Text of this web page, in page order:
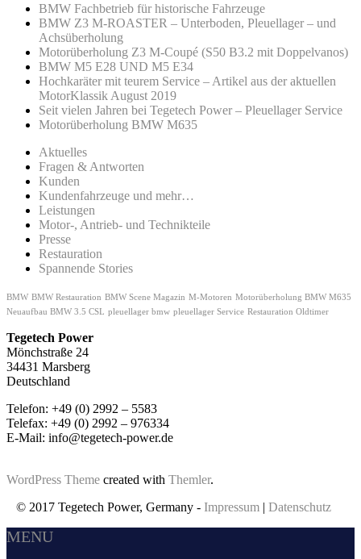
BMW Fachbetrieb für historische Fahrzeuge
BMW Z3 M-ROASTER – Unterboden, Pleuellager – und
Achsüberholung
Motorüberholung Z3 M-Coupé (S50 B3.2 mit Doppelvanos)
BMW M5 E28 UND M5 E34
Hochkaräter mit teurem Service – Artikel aus der aktuellen
MotorKlassik August 2019
Seit vielen Jahren bei Tegetech Power – Pleuellager Service
Motorüberholung BMW M635
Aktuelles
Fragen & Antworten
Kunden
Kundenfahrzeuge und mehr…
Leistungen
Motor-, Antrieb- und Technikteile
Presse
Restauration
Spannende Stories
BMW BMW Restauration BMW Scene Magazin M-Motoren Motorüberholung BMW M635
Neuaufbau BMW 3.5 CSL pleuellager bmw pleuellager Service Restauration Oldtimer
Tegetech Power
Mönchstraße 24
34431 Marsberg
Deutschland
Telefon: +49 (0) 2992 – 5583
Telefax: +49 (0) 2992 – 976334
E-Mail: info@tegetech-power.de
WordPress Theme created with Themler.
© 2017 Tegetech Power, Germany - Impressum | Datenschutz
MENU